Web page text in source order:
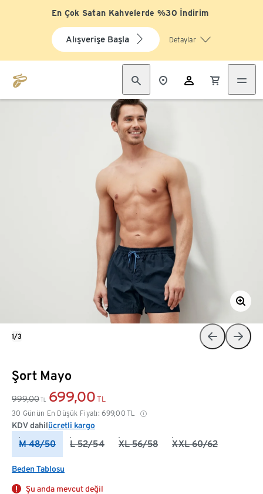
En Çok Satan Kahvelerde %30 İndirim
Alışverişe Başla Detaylar
Şort Mayo
999,00 TL 699,00 TL
30 Günün En Düşük Fiyatı: 699,00 TL
KDV dahilücretli kargo
M 48/50 L 52/54 XL 56/58 XXL 60/62
Beden Tablosu
Şu anda mevcut değil
1/3